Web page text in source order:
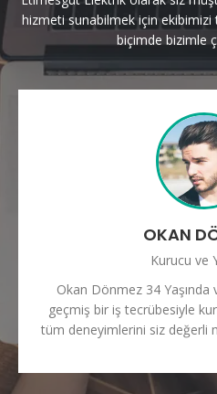
hizmeti sunabilmek için ekibimizi
biçimde bizimle
OKAN
Kurucu ve
Okan Dönmez 34 Yaşında
geçmiş bir iş tecrübesiyle
tüm deneyimlerini siz değerli